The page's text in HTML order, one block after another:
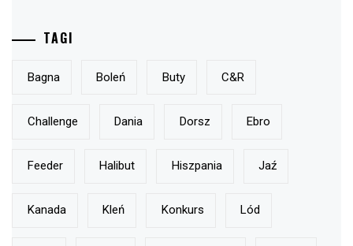
TAGI
Bagna Boleń Buty C&r
Challenge Dania Dorsz Ebro
Feeder Halibut Hiszpania Jaź
Kanada Kleń Konkurs Lód